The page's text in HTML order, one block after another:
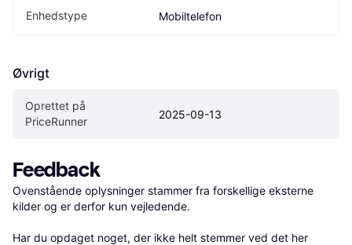
Enhedstype Mobiltelefon
Øvrigt
Oprettet på
PriceRunner
2025-09-13
Feedback
Ovenstående oplysninger stammer fra forskellige eksterne
kilder og er derfor kun vejledende.
Har du opdaget noget, der ikke helt stemmer ved det her